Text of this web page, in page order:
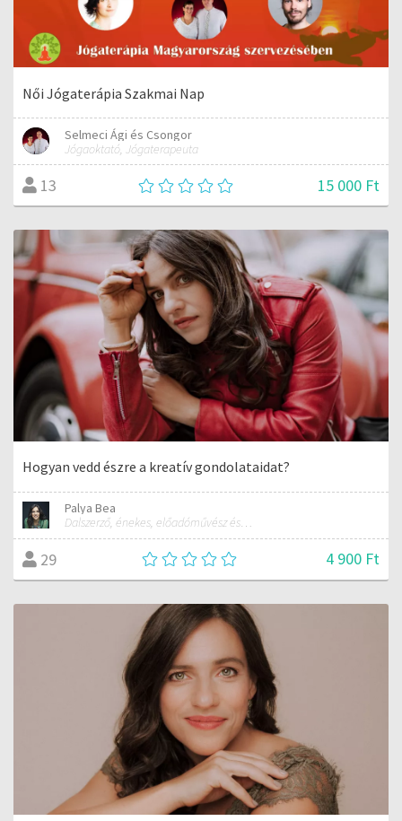
Női Jógaterápia Szakmai Nap
Selmeci Ági és Csongor
Jógaoktató, Jógaterapeuta
13 15 000 Ft
Hogyan vedd észre a kreatív gondolataidat?
Palya Bea
Dalszerző, énekes, előadóművész és tréner
29 4 900 Ft